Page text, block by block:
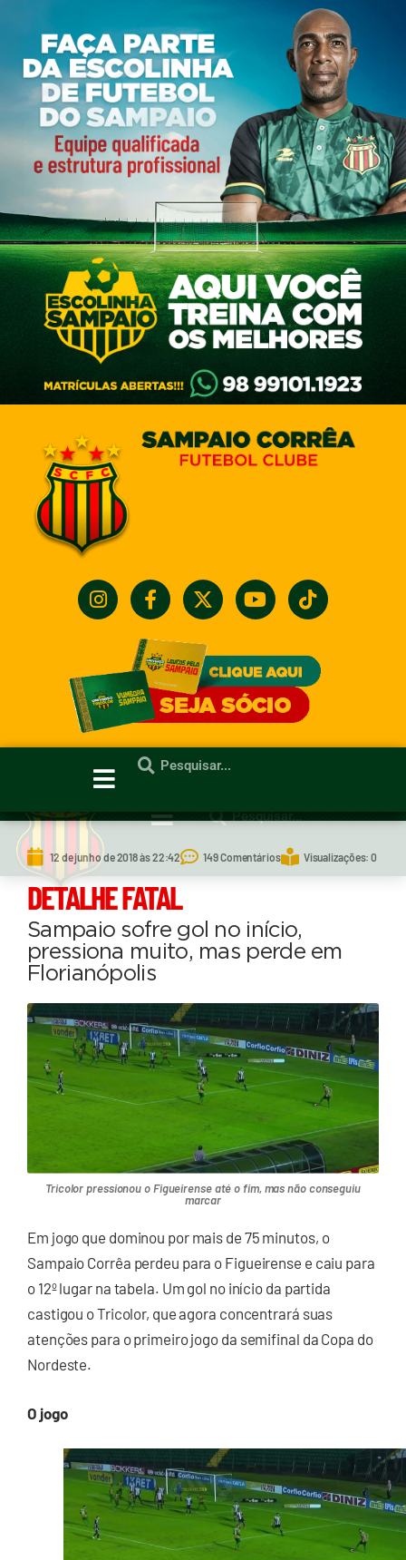
12 de junho de 2018 às 22:42 149 Comentários Visualizações: 0
DETALHE FATAL
Sampaio sofre gol no início,
pressiona muito, mas perde em
Florianópolis
Tricolor pressionou o Figueirense até o fim, mas não conseguiu
marcar
Em jogo que dominou por mais de 75 minutos, o
Sampaio Corrêa perdeu para o Figueirense e caiu para
o 12º lugar na tabela. Um gol no início da partida
castigou o Tricolor, que agora concentrará suas
atenções para o primeiro jogo da semifinal da Copa do
Nordeste.
O jogo